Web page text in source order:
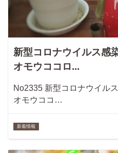
新型コロナウイルス感
オモウココロ...
No2335 新型コロナウイル
オモウココ…
新着情報